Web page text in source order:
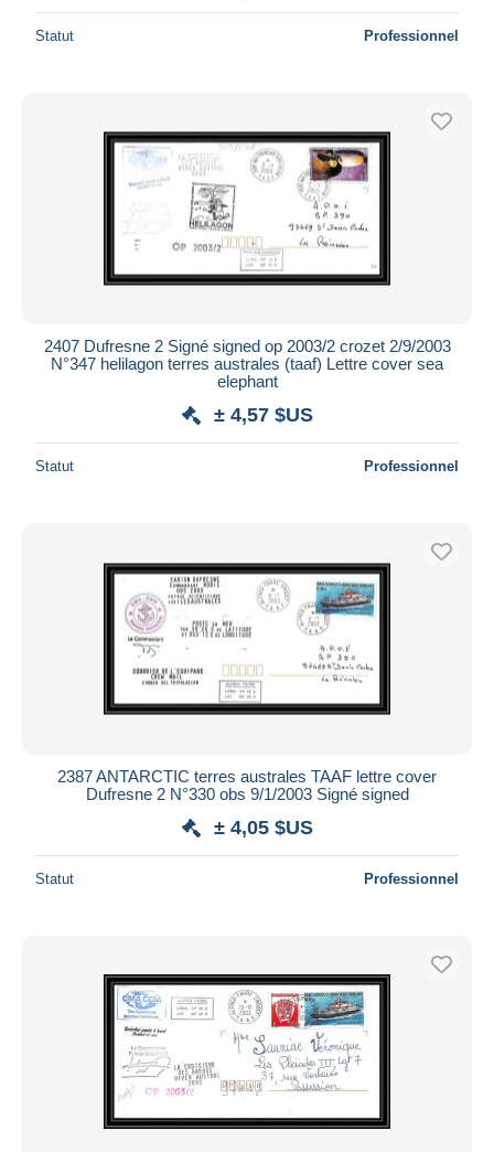
Statut Professionnel
2407 Dufresne 2 Signé signed op 2003/2 crozet 2/9/2003
N°347 helilagon terres australes (taaf) Lettre cover sea
elephant
± 4,57 $US
Statut Professionnel
2387 ANTARCTIC terres australes TAAF lettre cover
Dufresne 2 N°330 obs 9/1/2003 Signé signed
± 4,05 $US
Statut Professionnel